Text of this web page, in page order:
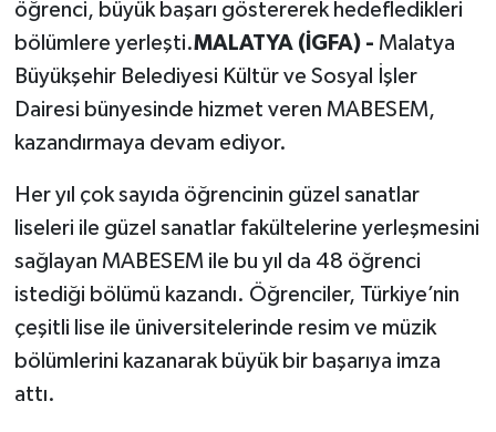
öğrenci, büyük başarı göstererek hedefledikleri
bölümlere yerleşti.MALATYA (İGFA) - Malatya
Büyükşehir Belediyesi Kültür ve Sosyal İşler
Dairesi bünyesinde hizmet veren MABESEM,
kazandırmaya devam ediyor.
Her yıl çok sayıda öğrencinin güzel sanatlar
liseleri ile güzel sanatlar fakültelerine yerleşmesini
sağlayan MABESEM ile bu yıl da 48 öğrenci
istediği bölümü kazandı. Öğrenciler, Türkiye’nin
çeşitli lise ile üniversitelerinde resim ve müzik
bölümlerini kazanarak büyük bir başarıya imza
attı.